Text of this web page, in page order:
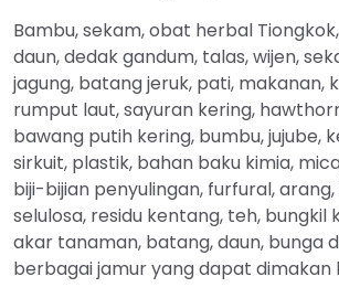
Bambu, sekam, obat herbal
daun, dedak gandum, talas, wijen,
jagung, batang jeruk, pati, makanan,
rumput laut, sayuran kering,
bawang putih kering, bumbu, jujube,
sirkuit, plastik, bahan baku kimia,
biji-bijian penyulingan, furfural,
selulosa, residu kentang, teh, bungkil
akar tanaman, batang, daun, bunga
berbagai jamur yang dapat dimakan